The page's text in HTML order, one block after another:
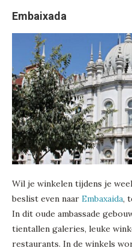
Embaixada
Wil je winkelen tijdens je
beslist even naar Embaxaida,
In dit oude ambassade
tientallen galeries, leuke
restaurants. In de winkels